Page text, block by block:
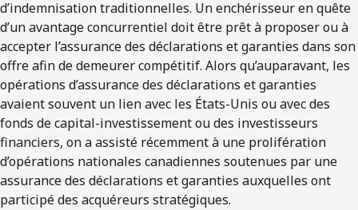
d’indemnisation traditionnelles. Un enchérisseur en quête
d’un avantage concurrentiel doit être prêt à proposer ou à
accepter l’assurance des déclarations et garanties dans son
offre afin de demeurer compétitif. Alors qu’auparavant, les
opérations d’assurance des déclarations et garanties
avaient souvent un lien avec les États-Unis ou avec des
fonds de capital-investissement ou des investisseurs
financiers, on a assisté récemment à une prolifération
d’opérations nationales canadiennes soutenues par une
assurance des déclarations et garanties auxquelles ont
participé des acquéreurs stratégiques.